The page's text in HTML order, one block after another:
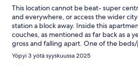
This location cannot be beat- super
and everywhere, or access the wider
station a block away. Inside this
couches, as mentioned as far back as a
gross and falling apart. One of the
rank/musty odor that I am still trying to
The courtyard, as others mentioned, is
Yöpyi 3 yötä syyskuussa 2025